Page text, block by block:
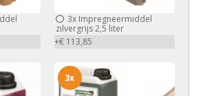
3xImpregneermiddel
zilvergrijs 2,5 liter
+€ 113,85
3x